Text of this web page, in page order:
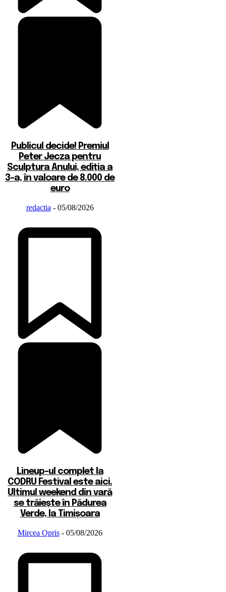
Publicul decide! Premiul
Peter Jecza pentru
Sculptura Anului, ediția a
3-a, în valoare de 8.000 de
euro
redactia - 05/08/2026
Lineup-ul complet la
CODRU Festival este aici.
Ultimul weekend din vară
se trăiește în Pădurea
Verde, la Timișoara
Mircea Opris - 05/08/2026